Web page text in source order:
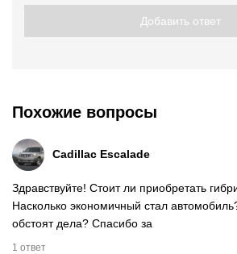
Добавить ответ
Похожие вопросы
Cadillac Escalade
Здравствуйте! Стоит ли приобретать
Насколько экономичный стал
обстоят дела? Спасибо за
1 ответ